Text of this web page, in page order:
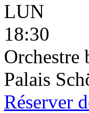
LUN
18:30
Orchestre
Palais
Réserver